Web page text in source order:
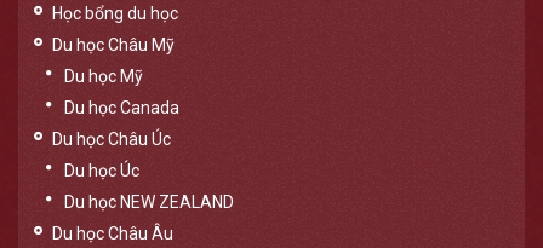
Học bổng du học
Du học Châu Mỹ
Du học Mỹ
Du học Canada
Du học Châu Úc
Du học Úc
Du học NEW ZEALAND
Du học Châu Âu